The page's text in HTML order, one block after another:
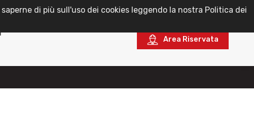
di più sull'uso dei cookies leggendo la nostra Politica dei
Area Riservata